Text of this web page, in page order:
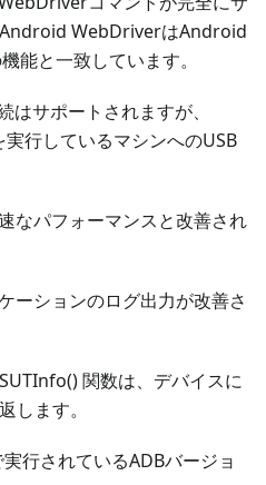
WebDriverはAndroid
能と一致しています。
サポートされますが、
行しているマシンへのUSB
なパフォーマンスと改善され
ーションのログ出力が改善さ
関数は、デバイスに
します。
行されているADBバージョ